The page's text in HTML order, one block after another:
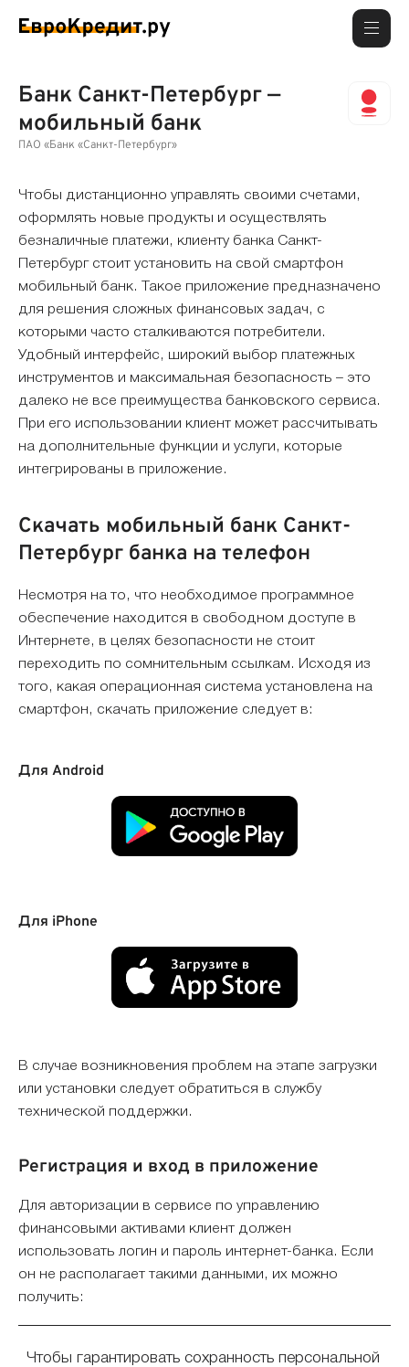
Банк Санкт-Петербург —
мобильный банк
ПАО «Банк «Санкт-Петербург»
Чтобы дистанционно управлять своими счетами,
оформлять новые продукты и осуществлять
безналичные платежи, клиенту банка Санкт-
Петербург стоит установить на свой смартфон
мобильный банк. Такое приложение предназначено
для решения сложных финансовых задач, с
которыми часто сталкиваются потребители.
Удобный интерфейс, широкий выбор платежных
инструментов и максимальная безопасность – это
далеко не все преимущества банковского сервиса.
При его использовании клиент может рассчитывать
на дополнительные функции и услуги, которые
интегрированы в приложение.
Скачать мобильный банк Санкт-
Петербург банка на телефон
Несмотря на то, что необходимое программное
обеспечение находится в свободном доступе в
Интернете, в целях безопасности не стоит
переходить по сомнительным ссылкам. Исходя из
того, какая операционная система установлена на
смартфон, скачать приложение следует в:
Для Android
Для iPhone
В случае возникновения проблем на этапе загрузки
или установки следует обратиться в службу
технической поддержки.
Регистрация и вход в приложение
Для авторизации в сервисе по управлению
финансовыми активами клиент должен
использовать логин и пароль интернет-банка. Если
он не располагает такими данными, их можно
получить:
Чтобы гарантировать сохранность персональной